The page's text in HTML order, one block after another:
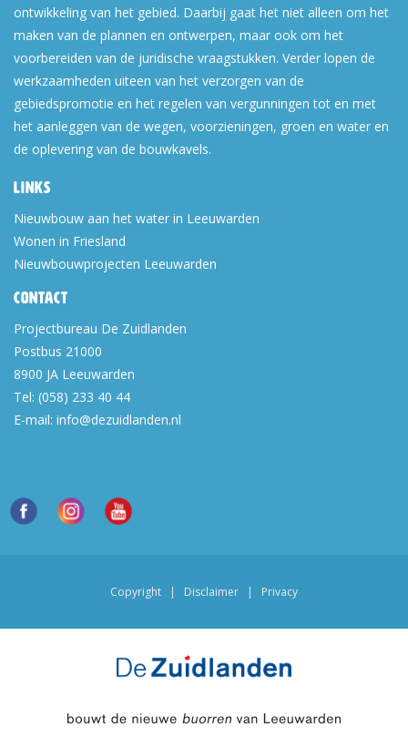
ontwikkeling van het gebied. Daarbij gaat het niet alleen om het
maken van de plannen en ontwerpen, maar ook om het
voorbereiden van de juridische vraagstukken. Verder lopen de
werkzaamheden uiteen van het verzorgen van de
gebiedspromotie en het regelen van vergunningen tot en met
het aanleggen van de wegen, voorzieningen, groen en water en
de oplevering van de bouwkavels.
Links
Nieuwbouw aan het water in Leeuwarden
Wonen in Friesland
Nieuwbouwprojecten Leeuwarden
Contact
Projectbureau De Zuidlanden
Postbus 21000
8900 JA Leeuwarden
Tel: (058) 233 40 44
E-mail: info@dezuidlanden.nl
Copyright | Disclaimer | Privacy